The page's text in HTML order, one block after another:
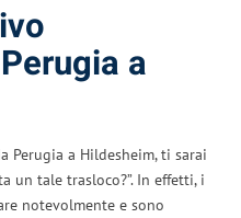
a
Perugia a Hildesheim, ti sarai
un tale trasloco?”. In effetti, i
notevolmente e sono